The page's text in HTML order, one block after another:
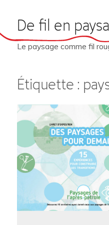
content
De fil en
Le paysage comme fil
Étiquette :